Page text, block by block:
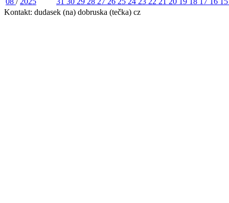
Kontakt: dudasek (na) dobruska (tečka) cz